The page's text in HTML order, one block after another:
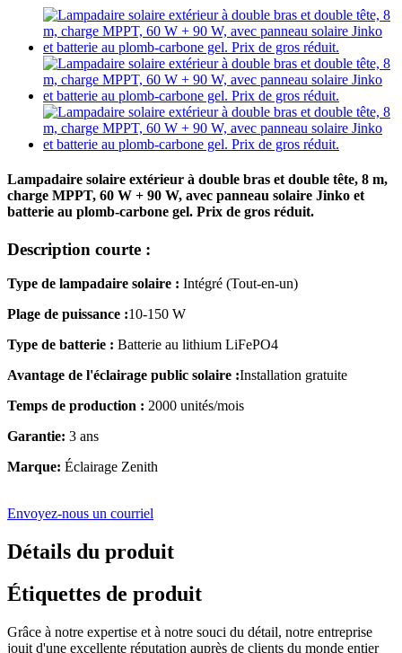
Lampadaire solaire extérieur à double bras et double tête, 8 m,
charge MPPT, 60 W + 90 W, avec panneau solaire Jinko et
batterie au plomb-carbone gel. Prix de gros réduit.
Description courte :
Type de lampadaire solaire : Intégré (Tout-en-un)
Plage de puissance :10-150 W
Type de batterie : Batterie au lithium LiFePO4
Avantage de l'éclairage public solaire :Installation gratuite
Temps de production : 2000 unités/mois
Garantie: 3 ans
Marque: Éclairage Zenith
Envoyez-nous un courriel
Détails du produit
Étiquettes de produit
Grâce à notre expertise et à notre souci du détail, notre entreprise
jouit d'une excellente réputation auprès de clients du monde entier